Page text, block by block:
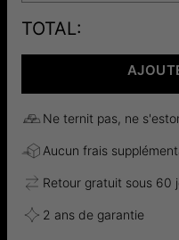
TOTAL:
Ne ternit pas, ne
Aucun frais
Retour gratuit sous 60
2 ans de garantie